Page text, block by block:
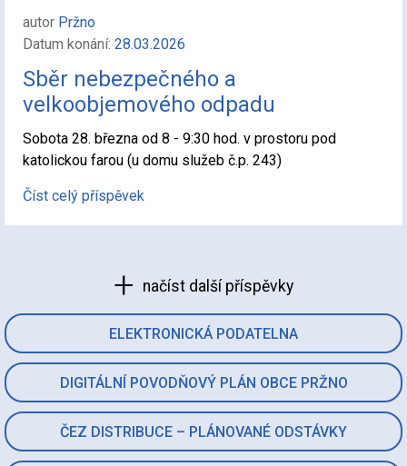
ELEKTRONICKÁ PODATELNA
DIGITÁLNÍ POVODŇOVÝ PLÁN OBCE PRŽNO
ČEZ DISTRIBUCE – PLÁNOVANÉ ODSTÁVKY
autor Pržno
Datum konání: 28.03.2026
Sběr nebezpečného a
velkoobjemového odpadu
Sobota 28. března od 8 - 9:30 hod. v prostoru pod
katolickou farou (u domu služeb č.p. 243)
Číst celý příspěvek
načíst další příspěvky